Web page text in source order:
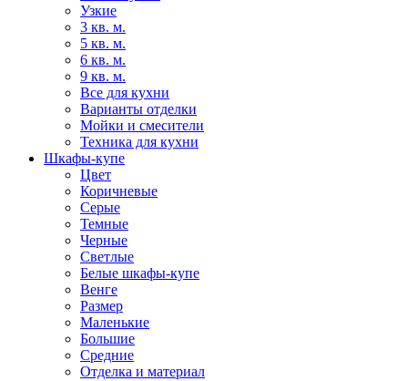
Узкие
3 кв. м.
5 кв. м.
6 кв. м.
9 кв. м.
Все для кухни
Варианты отделки
Мойки и смесители
Техника для кухни
Шкафы-купе
Цвет
Коричневые
Серые
Темные
Черные
Светлые
Белые шкафы-купе
Венге
Размер
Маленькие
Большие
Средние
Отделка и материал